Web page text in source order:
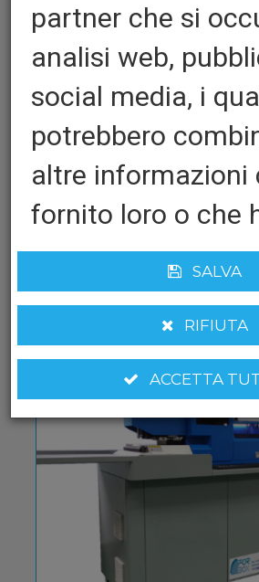
RUČNI
partner che si
analisi web,
social media, i
potrebbero
altre informazioni
fornito loro o che
raccolto dal tuo
loro servizi.
Privacy Policy|
|ToS
Cookie
Questi cookie sono obbligatori per il corretto
Cookie
SALVA
RIFIUTA
ACCETTA